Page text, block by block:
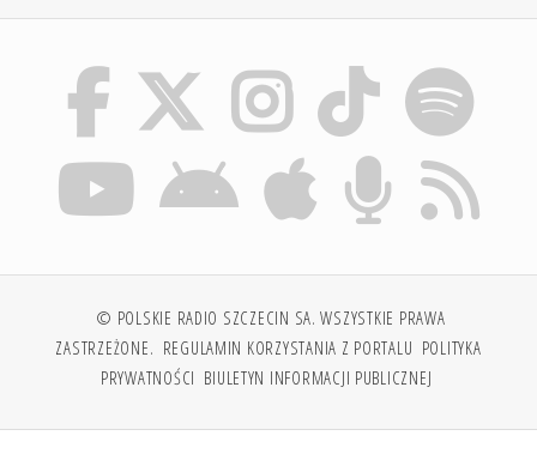
© POLSKIE RADIO SZCZECIN SA. WSZYSTKIE PRAWA
ZASTRZEŻONE. REGULAMIN KORZYSTANIA Z PORTALU POLITYKA
PRYWATNOŚCI BIULETYN INFORMACJI PUBLICZNEJ